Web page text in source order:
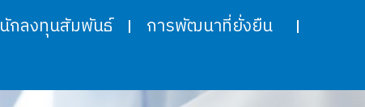
นักลงทุนสัมพันธ์
การพัฒนาที่ยั่งยืน